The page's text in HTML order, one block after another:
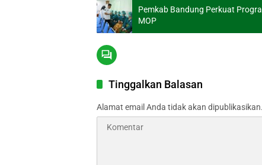
Pemkab Bandung Perkuat
MOP
Tinggalkan Balasan
Alamat email Anda tidak akan dipublikasikan.